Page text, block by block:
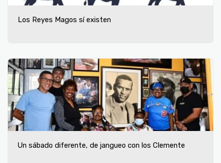
Los Reyes Magos sí existen
Un sábado diferente, de jangueo con los Clemente